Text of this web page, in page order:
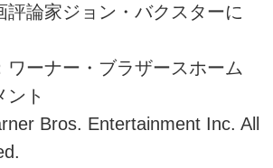
評論家ジョン・バクスターに
ワーナー・ブラザースホーム
ント
Bros. Entertainment Inc. All